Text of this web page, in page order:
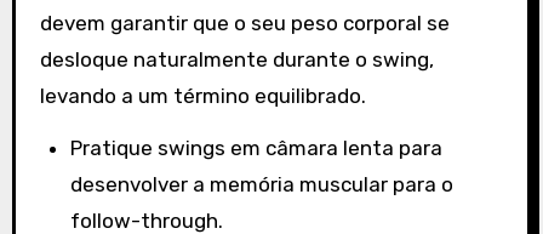
devem garantir que o seu peso corporal se
desloque naturalmente durante o swing,
levando a um término equilibrado.
Pratique swings em câmara lenta para
desenvolver a memória muscular para o
follow-through.